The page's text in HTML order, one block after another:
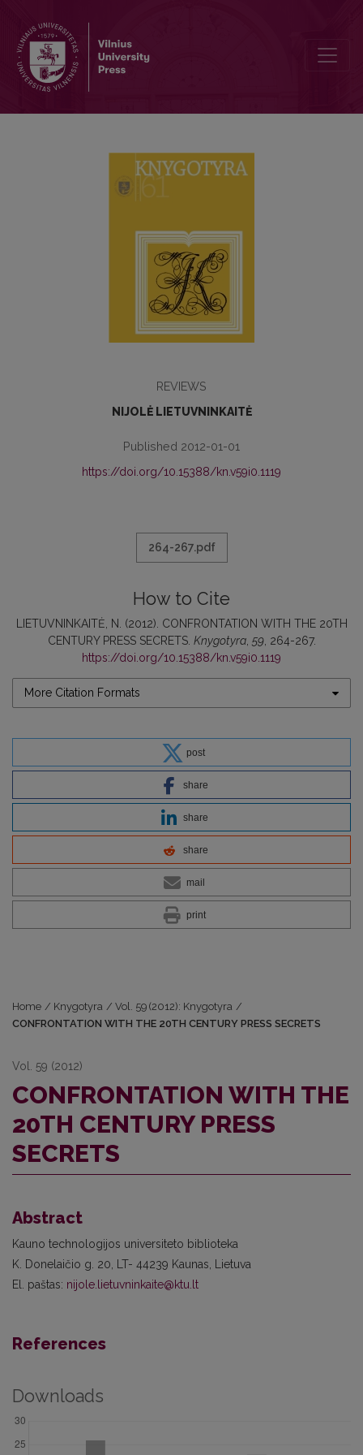
REVIEWS
NIJOLĖ LIETUVNINKAITĖ
Published 2012-01-01
https://doi.org/10.15388/kn.v59i0.1119
264-267.pdf
How to Cite
LIETUVNINKAITĖ, N. (2012). CONFRONTATION WITH THE 20TH
CENTURY PRESS SECRETS. Knygotyra, 59, 264-267.
https://doi.org/10.15388/kn.v59i0.1119
More Citation Formats
post
share
share
share
mail
print
Home / Knygotyra / Vol. 59 (2012): Knygotyra /
CONFRONTATION WITH THE 20TH CENTURY PRESS SECRETS
Vol. 59 (2012)
CONFRONTATION WITH THE
20TH CENTURY PRESS
SECRETS
Abstract
Kauno technologijos universiteto biblioteka
K. Donelaičio g. 20, LT- 44239 Kaunas, Lietuva
El. paštas: nijole.lietuvninkaite@ktu.lt
References
Downloads